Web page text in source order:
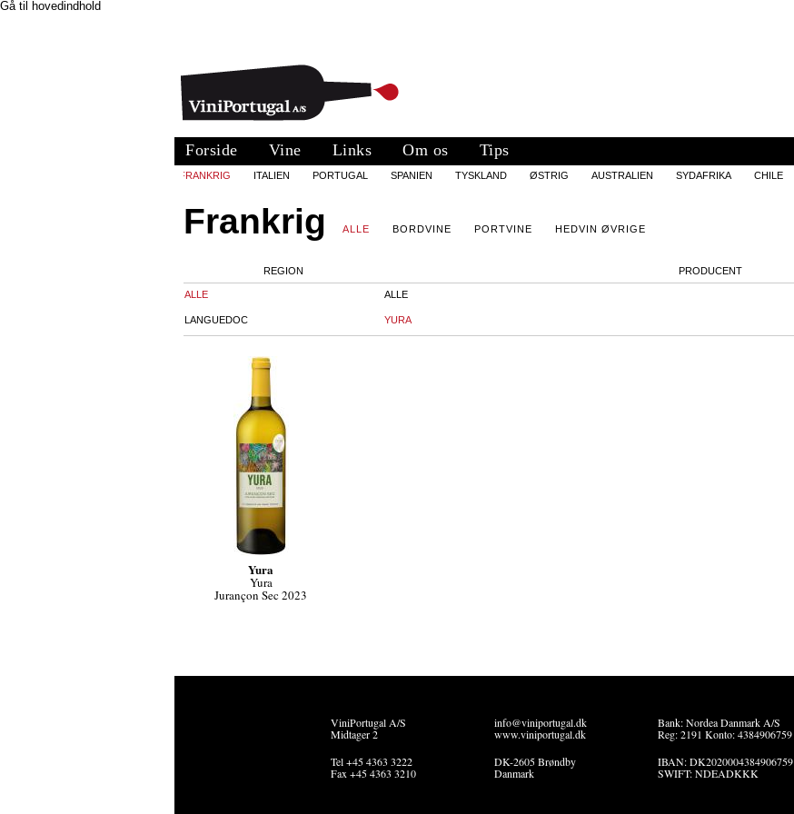
Gå til hovedindhold
Forside Vine Links Om os Tips
FRANKRIG ITALIEN PORTUGAL SPANIEN TYSKLAND ØSTRIG AUSTRALIEN SYDAFRIKA CHILE
Frankrig ALLE BORDVINE PORTVINE HEDVIN ØVRIGE
REGION PRODUCENT
ALLE
LANGUEDOC
ALLE
YURA
Yura
Yura
Jurançon Sec 2023
ViniPortugal A/S
Midtager 2
info@viniportugal.dk
www.viniportugal.dk
Bank: Nordea Danmark A/S
Reg: 2191 Konto: 4384906759
Tel +45 4363 3222
Fax +45 4363 3210
DK-2605 Brøndby
Danmark
IBAN: DK2020004384906759
SWIFT: NDEADKKK